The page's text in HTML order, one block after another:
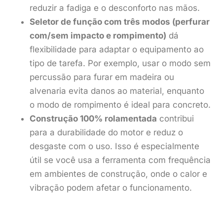
reduzir a fadiga e o desconforto nas mãos.
Seletor de função com três modos (perfurar
com/sem impacto e rompimento) dá
flexibilidade para adaptar o equipamento ao
tipo de tarefa. Por exemplo, usar o modo sem
percussão para furar em madeira ou
alvenaria evita danos ao material, enquanto
o modo de rompimento é ideal para concreto.
Construção 100% rolamentada contribui
para a durabilidade do motor e reduz o
desgaste com o uso. Isso é especialmente
útil se você usa a ferramenta com frequência
em ambientes de construção, onde o calor e
vibração podem afetar o funcionamento.